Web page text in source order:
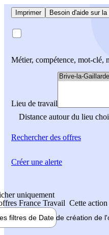
Imprimer Besoin d'aide sur
Métier, compétence, mot-clé,
Lieu de travail
Distance autour du lieu
Rechercherdes offres
uniquement
France Travail Cette
filtres de Date de création de
Créer une alerte